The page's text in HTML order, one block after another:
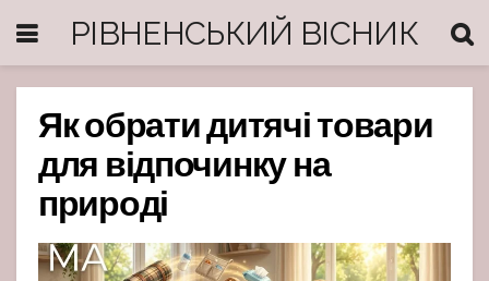
РІВНЕНСЬКИЙ ВІСНИК
Як обрати дитячі товари
для відпочинку на
природі